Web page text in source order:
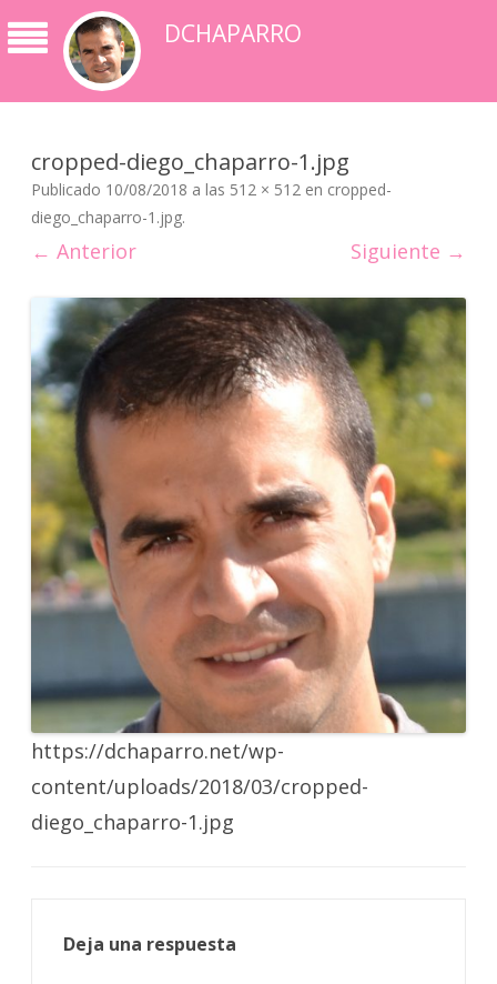
DCHAPARRO
cropped-diego_chaparro-1.jpg
Publicado 10/08/2018 a las 512 × 512 en cropped-
diego_chaparro-1.jpg.
← Anterior Siguiente →
https://dchaparro.net/wp-
content/uploads/2018/03/cropped-
diego_chaparro-1.jpg
Deja una respuesta